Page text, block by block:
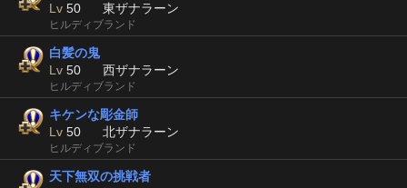
Lv 50 東ザナラーン
ヒルディブランド
白髪の鬼
Lv 50 西ザナラーン
ヒルディブランド
キケンな彫金師
Lv 50 北ザナラーン
ヒルディブランド
天下無双の挑戦者